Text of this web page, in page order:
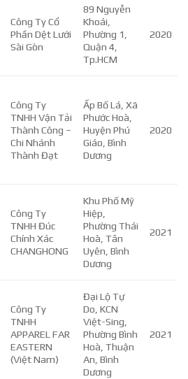
Công Ty Cổ
Phần Dệt Lưới
Sài Gòn
89 Nguyễn
Khoái,
Phường 1,
Quận 4,
Tp.HCM
2020
Công Ty
TNHH Vận Tải
Thành Công –
Chi Nhánh
Thành Đạt
Ấp Bố Lá, Xã
Phước Hoà,
Huyện Phú
Giáo, Bình
Dương
2020
Công Ty
TNHH Đúc
Chính Xác
CHANGHONG
Khu Phố Mỹ
Hiệp,
Phường Thái
Hoà, Tân
Uyên, Bình
Dương
2021
Công Ty
TNHH
APPAREL FAR
EASTERN
(Việt Nam)
Đại Lộ Tự
Do, KCN
Việt-Sing,
Phường Bình
Hoà, Thuận
An, Bình
Dương
2021